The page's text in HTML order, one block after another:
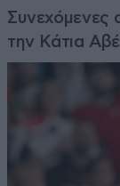
Συνεχόμενες
την Κάτια